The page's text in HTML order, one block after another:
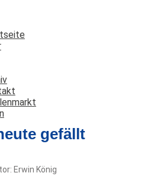
gefällt
Erwin König